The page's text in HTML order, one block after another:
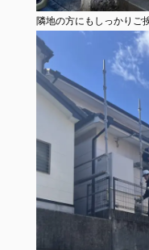
隣地の方にもしっかりご